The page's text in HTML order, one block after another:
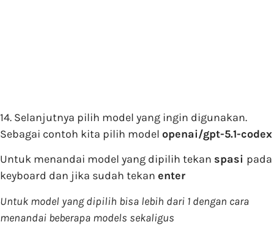
14. Selanjutnya pilih model yang ingin digunakan.
Sebagai contoh kita pilih model openai/gpt-5.1-codex
Untuk menandai model yang dipilih tekan spasi pada
keyboard dan jika sudah tekan enter
Untuk model yang dipilih bisa lebih dari 1 dengan cara
menandai beberapa models sekaligus